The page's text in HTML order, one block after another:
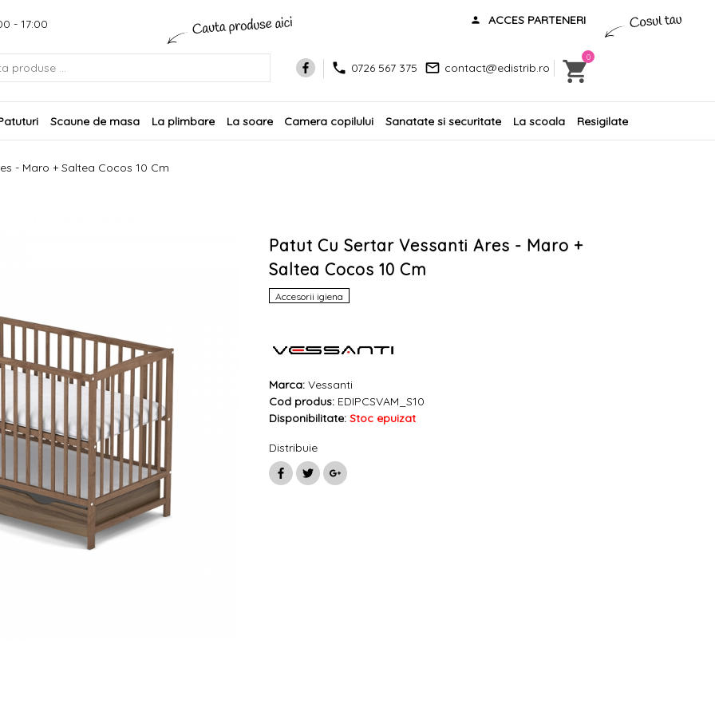
ACCES PARTENERI
- 17:00
0726 567 375 contact@edistrib.ro
0
Scaune de masa La plimbare La soare Camera copilului Sanatate si securitate La scoala Resigilate
- Maro + Saltea Cocos 10 Cm
Patut Cu Sertar Vessanti Ares - Maro +
Saltea Cocos 10 Cm
Accesorii igiena
Marca: Vessanti
Cod produs: EDIPCSVAM_S10
Disponibilitate: Stoc epuizat
Distribuie